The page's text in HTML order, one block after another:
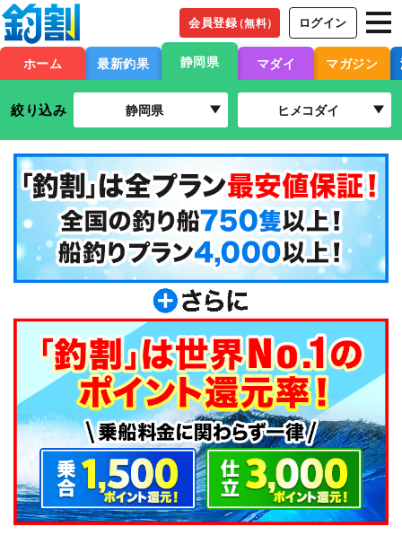
会員登録（無料） ログイン
ホーム 最新釣果 静岡県 マダイ マガジン
絞り込み 静岡県 ヒメコダイ